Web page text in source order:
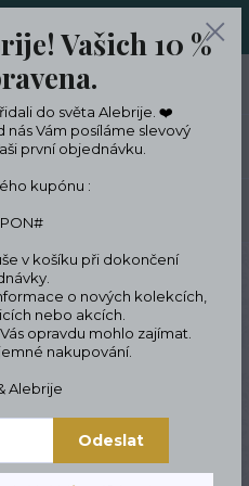
CZK
a koníčky
Hippie & bohémský styl
Vašich 10 %
do světa Alebrije. ❤️
Vám posíláme slevový
první objednávku.
kupónu :
v košíku při dokončení
o nových kolekcích,
nebo akcích.
opravdu mohlo zajímat.
nakupování.
Alebrije
Odeslat